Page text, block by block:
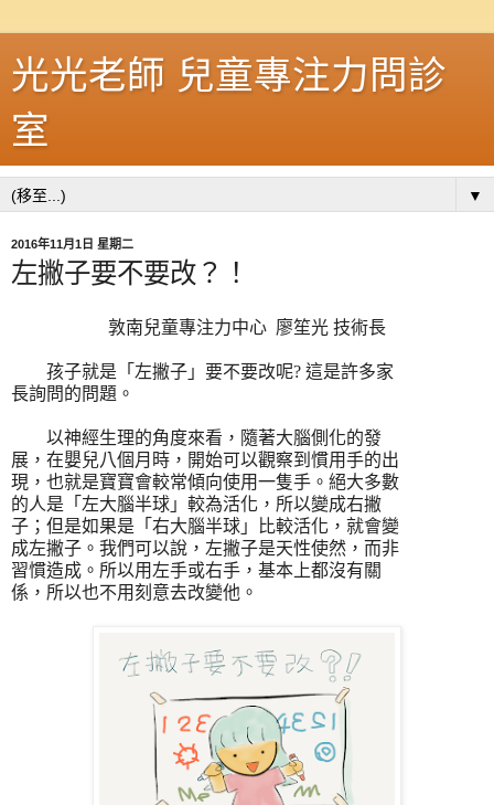
光光老師 兒童專注力問診
室
▼
2016年11月1日 星期二
左撇子要不要改？！
敦南兒童專注力中心 廖笙光 技術長
孩子就是「左撇子」要不要改呢? 這是許多家
長詢問的問題。
以神經生理的角度來看，隨著大腦側化的發
展，在嬰兒八個月時，開始可以觀察到慣用手的出
現，也就是寶寶會較常傾向使用一隻手。絕大多數
的人是「左大腦半球」較為活化，所以變成右撇
子；但是如果是「右大腦半球」比較活化，就會變
成左撇子。我們可以說，左撇子是天性使然，而非
習慣造成。所以用左手或右手，基本上都沒有關
係，所以也不用刻意去改變他。